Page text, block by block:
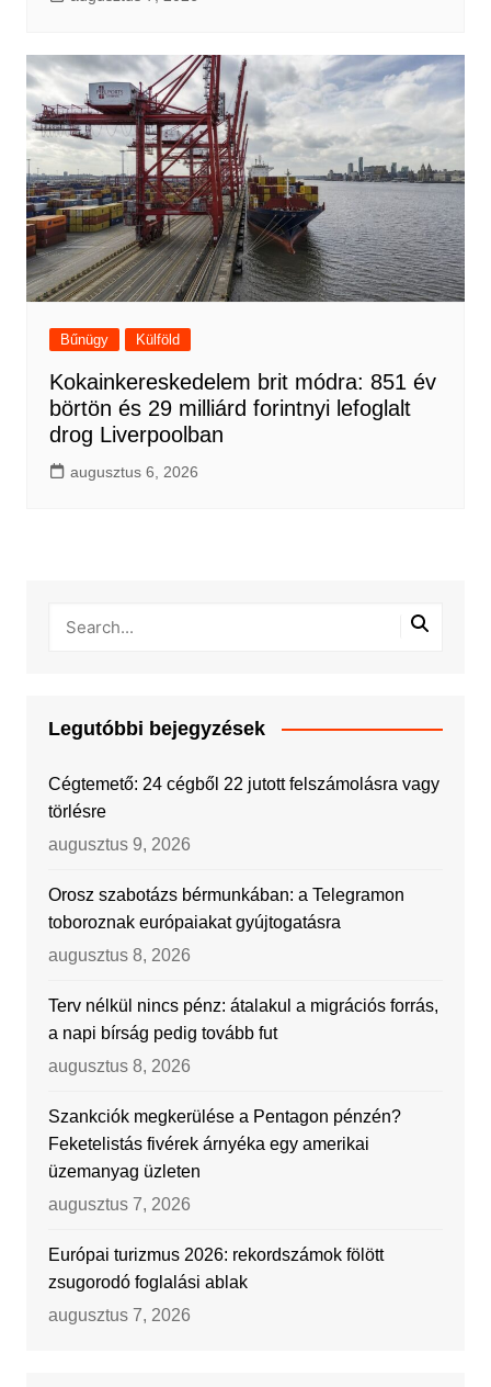
Bűnügy Külföld
Kokainkereskedelem brit módra: 851 év
börtön és 29 milliárd forintnyi lefoglalt
drog Liverpoolban
augusztus 6, 2026
Legutóbbi bejegyzések
Cégtemető: 24 cégből 22 jutott felszámolásra vagy
törlésre
augusztus 9, 2026
Orosz szabotázs bérmunkában: a Telegramon
toboroznak európaiakat gyújtogatásra
augusztus 8, 2026
Terv nélkül nincs pénz: átalakul a migrációs forrás,
a napi bírság pedig tovább fut
augusztus 8, 2026
Szankciók megkerülése a Pentagon pénzén?
Feketelistás fivérek árnyéka egy amerikai
üzemanyag üzleten
augusztus 7, 2026
Európai turizmus 2026: rekordszámok fölött
zsugorodó foglalási ablak
augusztus 7, 2026